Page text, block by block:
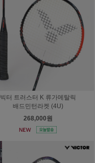
빅터 트러스터 K 류가메탈릭
배드민턴라켓 (4U)
268,000원